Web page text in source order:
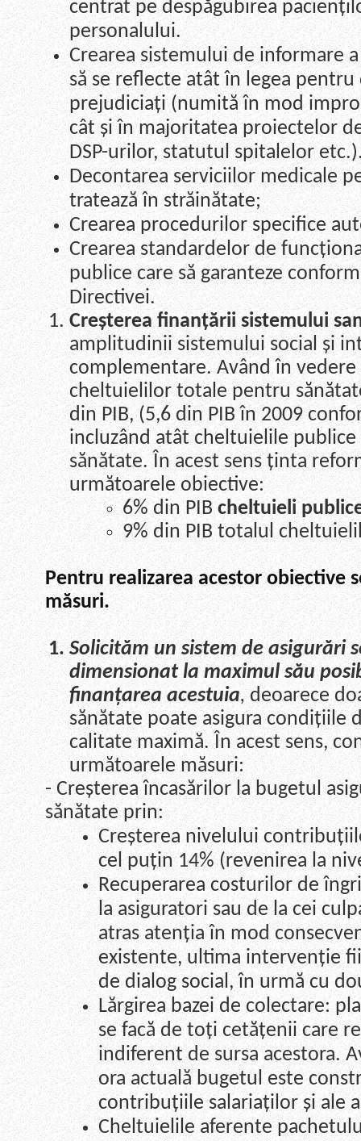
centrat pe despăgubirea
personalului.
Crearea sistemului de informare
să se reflecte atât în legea
prejudiciați (numită în mod
cât și în majoritatea proiectelor
DSP-urilor, statutul spitalelor
Decontarea serviciilor medicale
tratează în străinătate;
Crearea procedurilor specifice
Crearea standardelor de
publice care să garanteze
Directivei.
Creșterea finanțării sistemului
amplitudinii sistemului social și
complementare. Având în
cheltuielilor totale pentru
din PIB, (5,6 din PIB în 2009
incluzând atât cheltuielile
sănătate. În acest sens ținta
următoarele obiective:
6% din PIBcheltuieli
9% din PIB totalul
Pentru realizarea acestor obiective
măsuri.
Solicităm un sistem de asigurări
dimensionat la maximul său
finanțarea acestuia,deoarece
sănătate poate asigura condițiile
calitate maximă. În acest sens,
următoarele măsuri:
- Creșterea încasărilor la bugetul
sănătate prin:
Creșterea nivelului
cel puțin 14% (revenirea la
Recuperarea costurilor de
la asiguratori sau de la cei
atras atenția în mod
existente, ultima
de dialog social, în urmă cu
Lărgirea bazei de colectare:
se facă de toți cetățenii care
indiferent de sursa acestora.
ora actuală bugetul este
contribuțiile salariaților și ale
Cheltuielile aferente